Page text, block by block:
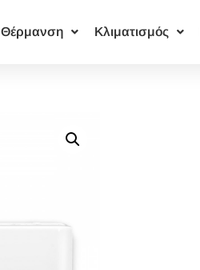
Θέρμανση Κλιματισμός